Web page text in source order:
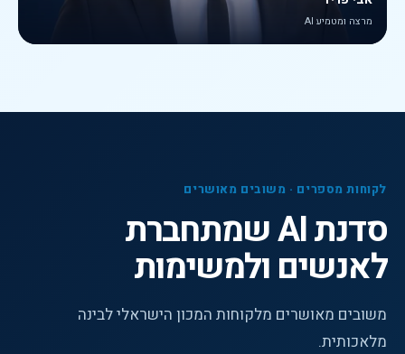
מרצה ומטמיע AI
לקוחות מספרים · משובים מאושרים
סדנת AI שמתחברת
לאנשים ולמשימות
משובים מאושרים מלקוחות המכון הישראלי לבינה
מלאכותית.